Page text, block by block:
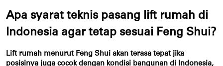
Apa syarat teknis pasang lift rumah di
Indonesia agar tetap sesuai Feng Shui?
Lift rumah menurut Feng Shui akan terasa tepat jika
posisinya juga cocok dengan kondisi bangunan di Indonesia,